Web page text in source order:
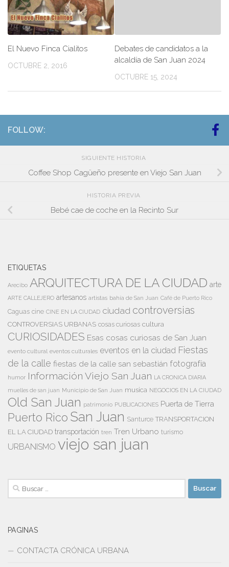
El Nuevo Finca Cialitos
OCTUBRE 2, 2016
Debates de candidatos a la
alcaldía de San Juan 2024
OCTUBRE 15, 2024
FOLLOW:
SIGUIENTE HISTORIA
Coffee Shop Cagüeño presente en Viejo San Juan
HISTORIA PREVIA
Bebé cae de coche en la Recinto Sur
ETIQUETAS
Arecibo ARQUITECTURA DE LA CIUDAD arte
ARTE CALLEJERO artesanos artistas bahía de San Juan Café de Puerto Rico
Caguas cine CINE EN LA CIUDAD ciudad controversias
CONTROVERSIAS URBANAS cosas curiosas cultura
CURIOSIDADES Esas cosas curiosas de San Juan
evento cultural eventos culturales eventos en la ciudad Fiestas
de la calle fiestas de la calle san sebastián fotografía
humor Información Viejo San Juan LA CRONICA DIARIA
muelles de san juan Municipio de San Juan musica NEGOCIOS EN LA CIUDAD
Old San Juan patrimonio PUBLICACIONES Puerta de Tierra
Puerto Rico San Juan Santurce TRANSPORTACION
EL LA CIUDAD transportación tren Tren Urbano turismo
URBANISMO viejo san juan
Buscar:
PAGINAS
CONTACTA CRÓNICA URBANA